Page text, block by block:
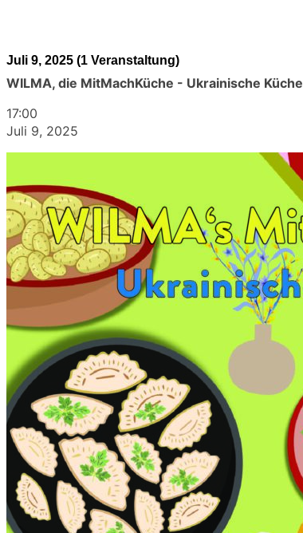
Juli 9, 2025 (1 Veranstaltung)
WILMA, die MitMachKüche - Ukrainische Küche
17:00
Juli 9, 2025